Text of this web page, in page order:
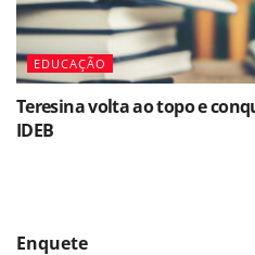
EDUCAÇÃO
Teresina volta ao topo e
IDEB
Enquete